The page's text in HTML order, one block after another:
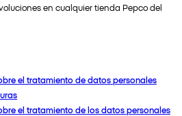
en cualquier tienda Pepco del
el tratamiento de datos personales
el tratamiento de los datos personales